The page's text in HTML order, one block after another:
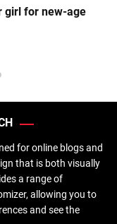
girl for new-age
for online blogs and
that is both visually
a range of
allowing you to
and see the